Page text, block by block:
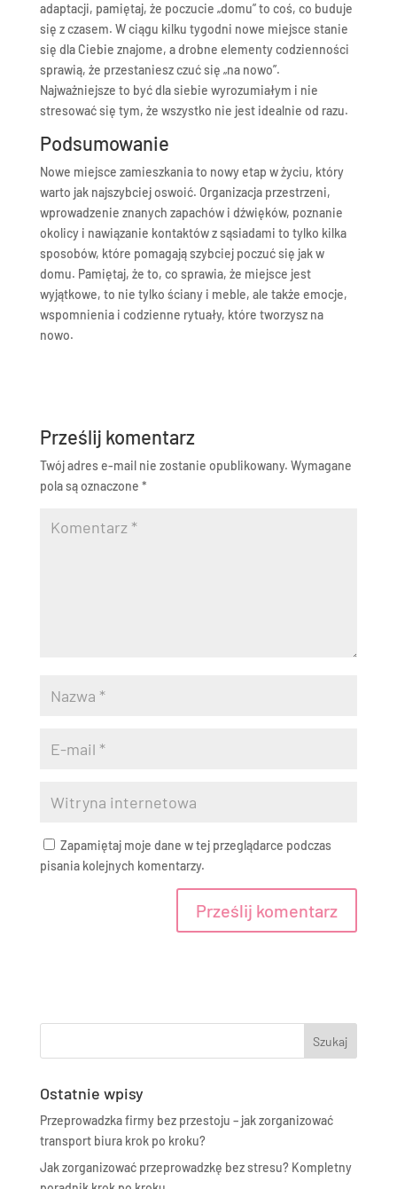
adaptacji, pamiętaj, że poczucie „domu” to coś, co buduje
się z czasem. W ciągu kilku tygodni nowe miejsce stanie
się dla Ciebie znajome, a drobne elementy codzienności
sprawią, że przestaniesz czuć się „na nowo”.
Najważniejsze to być dla siebie wyrozumiałym i nie
stresować się tym, że wszystko nie jest idealnie od razu.
Podsumowanie
Nowe miejsce zamieszkania to nowy etap w życiu, który
warto jak najszybciej oswoić. Organizacja przestrzeni,
wprowadzenie znanych zapachów i dźwięków, poznanie
okolicy i nawiązanie kontaktów z sąsiadami to tylko kilka
sposobów, które pomagają szybciej poczuć się jak w
domu. Pamiętaj, że to, co sprawia, że miejsce jest
wyjątkowe, to nie tylko ściany i meble, ale także emocje,
wspomnienia i codzienne rytuały, które tworzysz na
nowo.
Prześlij komentarz
Twój adres e-mail nie zostanie opublikowany. Wymagane
pola są oznaczone *
Zapamiętaj moje dane w tej przeglądarce podczas
pisania kolejnych komentarzy.
r
t
v
e
:
Ostatnie wpisy
Przeprowadzka firmy bez przestoju – jak zorganizować
transport biura krok po kroku?
Jak zorganizować przeprowadzkę bez stresu? Kompletny